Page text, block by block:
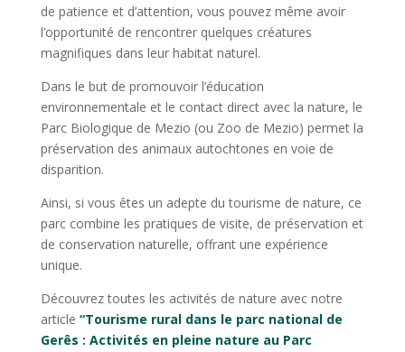
de patience et d’attention, vous pouvez même avoir
l’opportunité de rencontrer quelques créatures
magnifiques dans leur habitat naturel.
Dans le but de promouvoir l’éducation
environnementale et le contact direct avec la nature, le
Parc Biologique de Mezio (ou Zoo de Mezio) permet la
préservation des animaux autochtones en voie de
disparition.
Ainsi, si vous êtes un adepte du tourisme de nature, ce
parc combine les pratiques de visite, de préservation et
de conservation naturelle, offrant une expérience
unique.
Découvrez toutes les activités de nature avec notre
article “Tourisme rural dans le parc national de
Gerês : Activités en pleine nature au Parc